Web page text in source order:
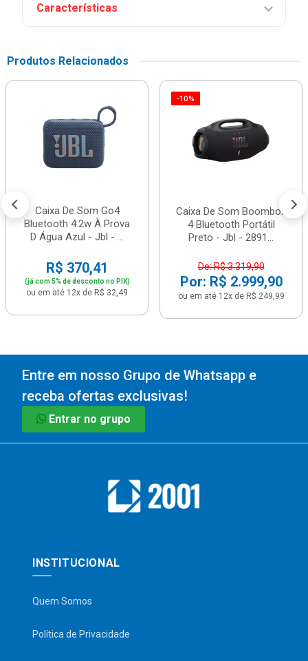
Características
Produtos Relacionados
Caixa De Som Go4
Bluetooth 4.2w À Prova
D Água Azul - Jbl - ...
R$ 370,41
(já com 5% de desconto no PIX)
ou em até 12x de R$ 32,49
-10%
Caixa De Som Boombox
4 Bluetooth Portátil
Preto - Jbl - 2891...
De: R$ 3.319,90
Por: R$ 2.999,90
ou em até 12x de R$ 249,99
Entre em nosso Grupo de Whatsapp e
receba ofertas exclusivas!
Entrar no grupo
INSTITUCIONAL
Quem Somos
Política de Privacidade